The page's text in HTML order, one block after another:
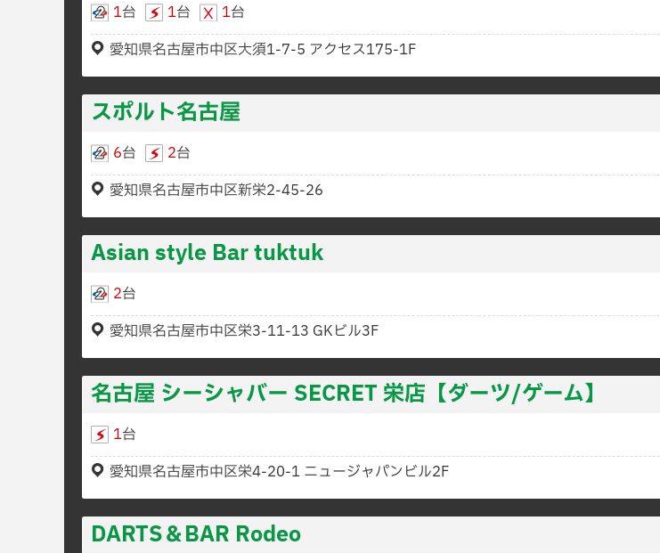
1台 1台 1台
愛知県名古屋市中区大須1-7-5 アクセス175-1F
スポルト名古屋
6台 2台
愛知県名古屋市中区新栄2-45-26
Asian style Bar tuktuk
2台
愛知県名古屋市中区栄3-11-13 GKビル3F
名古屋 シーシャバー SECRET 栄店【ダーツ/ゲーム】
1台
愛知県名古屋市中区栄4-20-1 ニュージャパンビル2F
DARTS＆BAR Rodeo